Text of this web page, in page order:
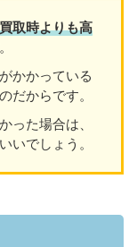
取時よりも高
。
かかっている
だからです。
った場合は、
いでしょう。